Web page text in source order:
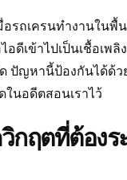
อรถเครนทำงานใ
ดีเข้าไปเป็นเชื้อเพ
ปัญหานี้ป้องกันได้ด้ว
ในอดีตสอนเราไว้
กฤตที่ต้อง